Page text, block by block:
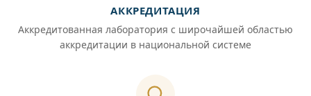
АККРЕДИТАЦИЯ
Аккредитованная лаборатория с широчайшей областью
аккредитации в национальной системе